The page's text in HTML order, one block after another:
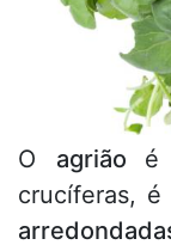
O agrião é
crucíferas,